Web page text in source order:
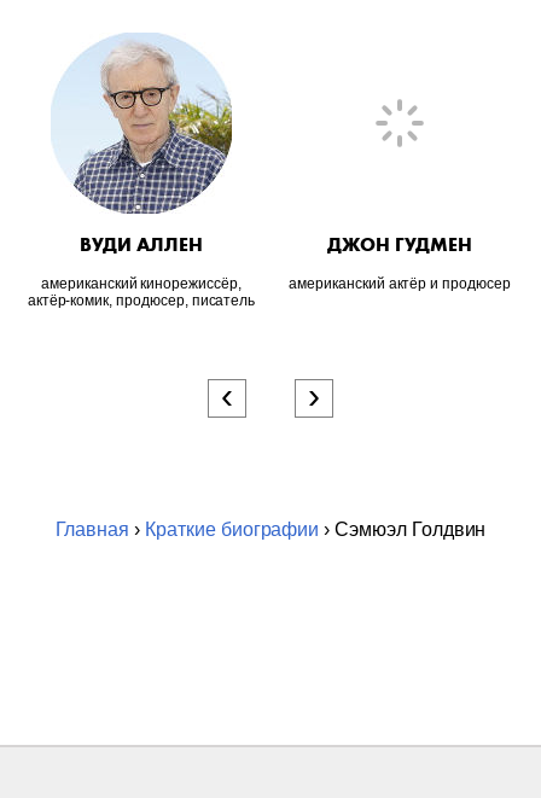
ВУДИ АЛЛЕН
американский кинорежиссёр,
актёр-комик, продюсер, писатель
ДЖОН ГУДМЕН
американский актёр и продюсер
‹ ›
Главная › Краткие биографии › Сэмюэл Голдвин